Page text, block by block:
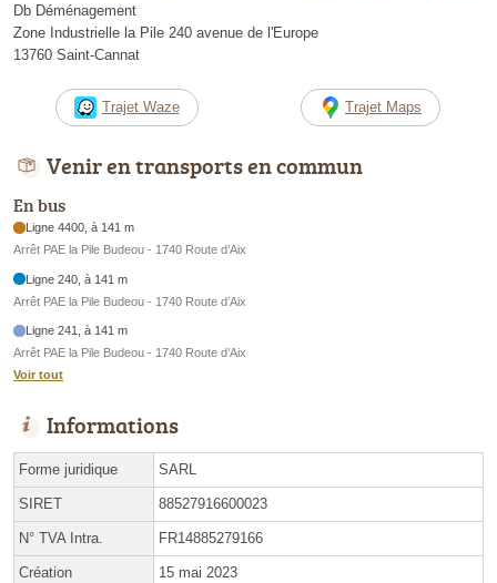
Db Déménagement
Zone Industrielle la Pile 240 avenue de l'Europe
13760 Saint-Cannat
Trajet Waze Trajet Maps
Venir en transports en commun
En bus
Ligne 4400, à 141 m
Arrêt PAE la Pile Budeou - 1740 Route d’Aix
Ligne 240, à 141 m
Arrêt PAE la Pile Budeou - 1740 Route d’Aix
Ligne 241, à 141 m
Arrêt PAE la Pile Budeou - 1740 Route d’Aix
Voir tout
Informations
Forme juridique SARL
SIRET 88527916600023
N° TVA Intra. FR14885279166
Création 15 mai 2023